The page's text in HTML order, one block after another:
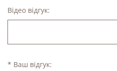
Відео відгук:
* Ваш відгук: